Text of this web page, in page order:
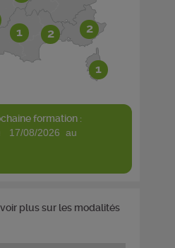
1
2
1 2
formation :
plus sur les modalités